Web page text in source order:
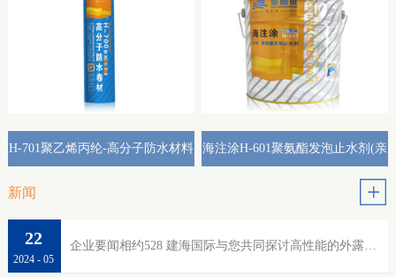
H-701聚乙烯丙纶-高分子防水材料 海注涂H-601聚氨酯发泡止水剂(亲
新闻
企业要闻相约528 建海国际与您共同探讨高性能的外露防水
2024 - 05
22